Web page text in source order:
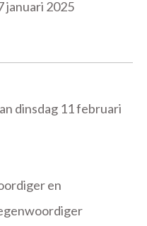
januari 2025
dinsdag 11 februari
en